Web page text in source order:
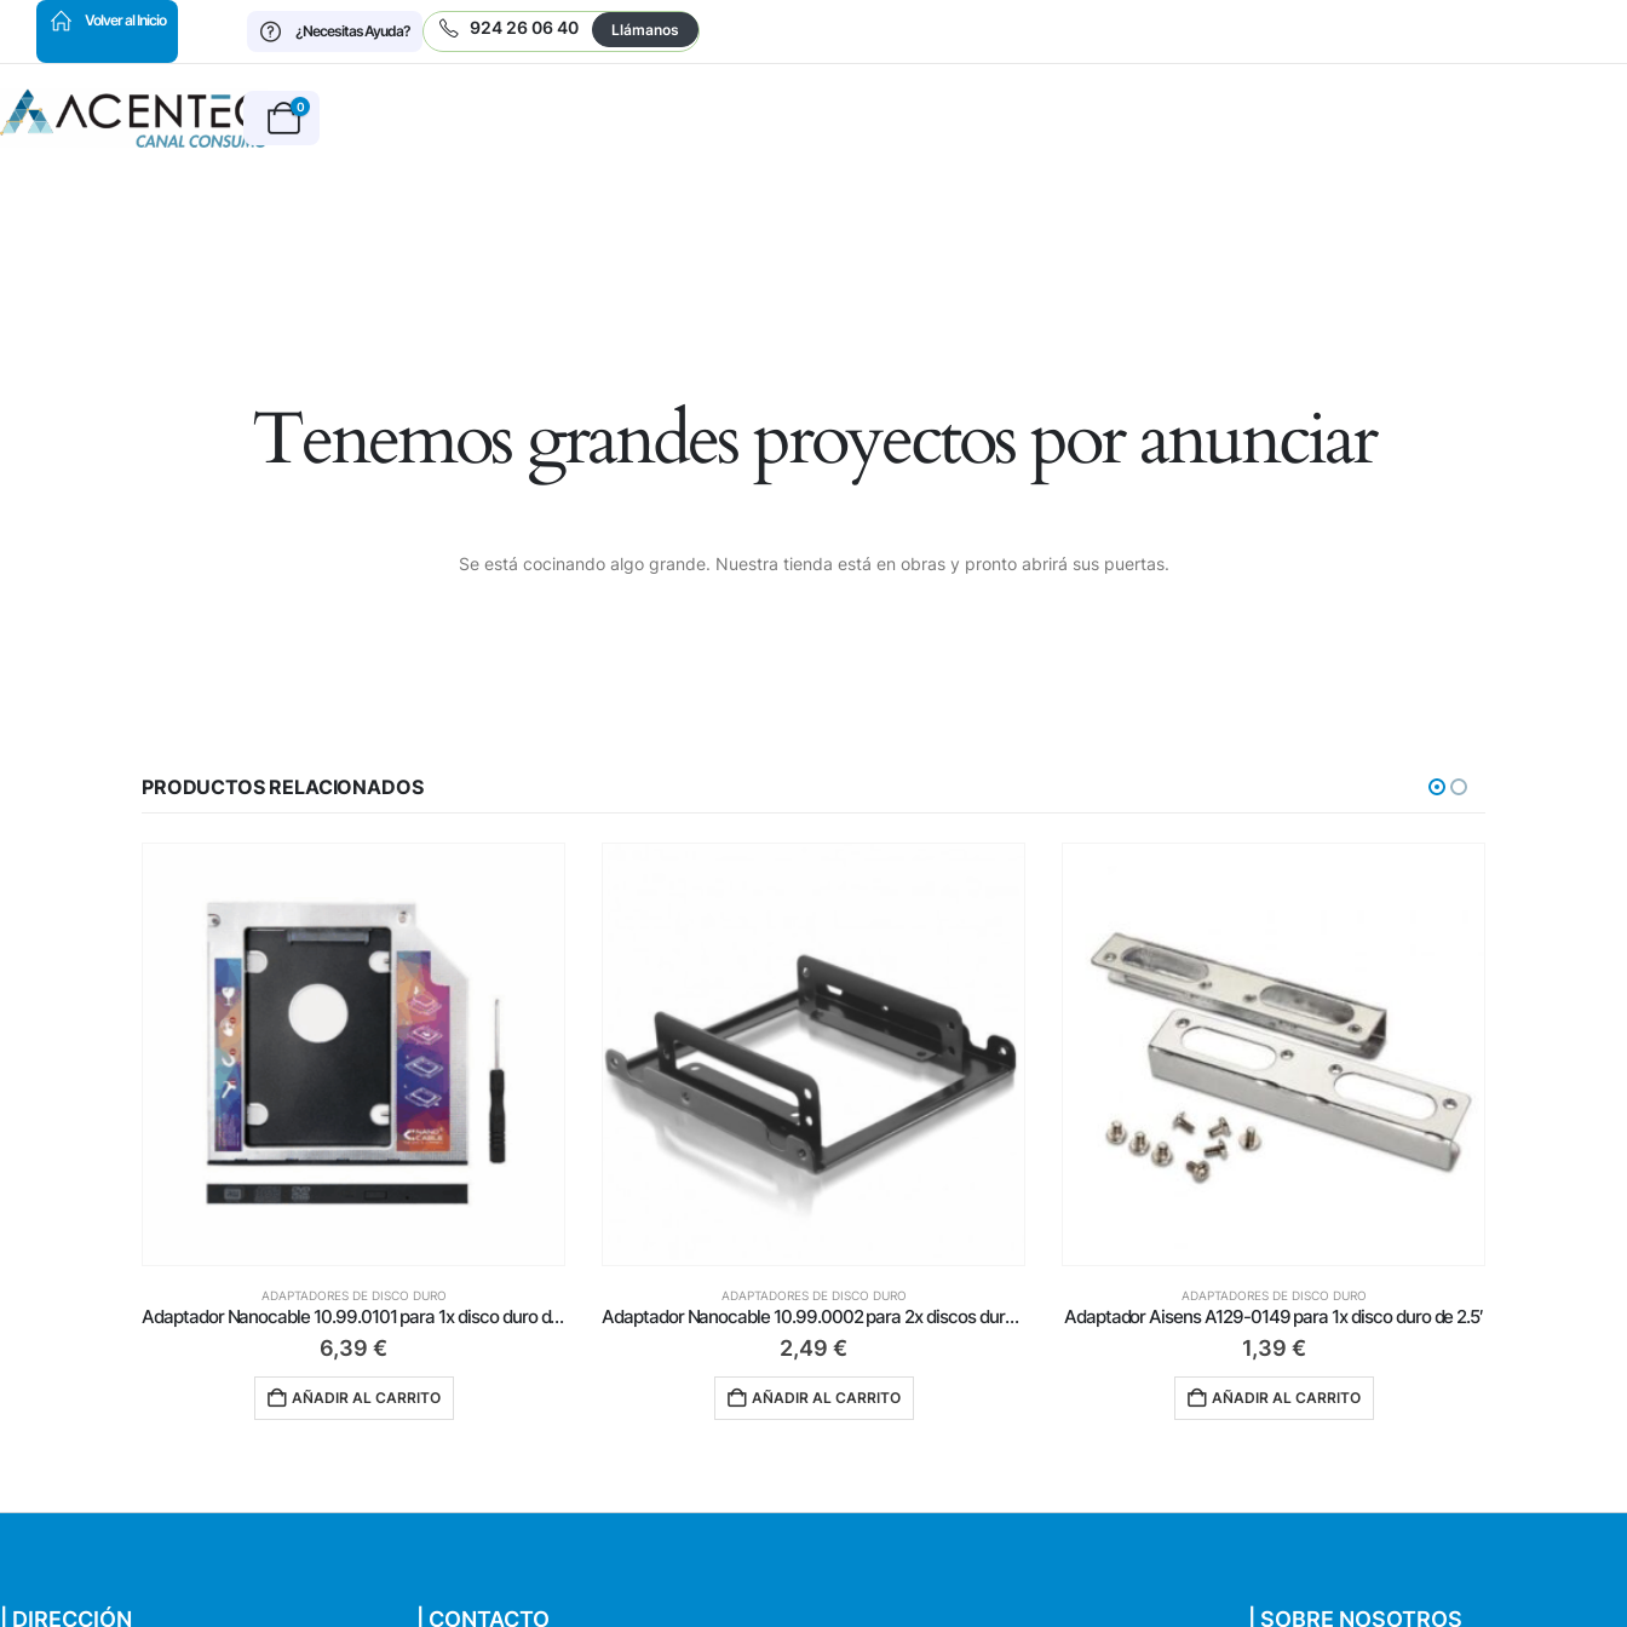
Volver al Inicio
¿Necesitas Ayuda?
924 26 06 40 Llámanos
0
Tenemos grandes proyectos por anunciar
Se está cocinando algo grande. Nuestra tienda está en obras y pronto abrirá sus puertas.
PRODUCTOS RELACIONADOS
ADAPTADORES DE DISCO DURO
Adaptador Nanocable 10.99.0101 para 1x disco duro de 2.5′
6,39 €
AÑADIR AL CARRITO
ADAPTADORES DE DISCO DURO
Adaptador Nanocable 10.99.0002 para 2x discos duros de 2.5′
2,49 €
AÑADIR AL CARRITO
ADAPTADORES DE DISCO DURO
Adaptador Aisens A129-0149 para 1x disco duro de 2.5′
1,39 €
AÑADIR AL CARRITO
| DIRECCIÓN | CONTACTO | SOBRE NOSOTROS